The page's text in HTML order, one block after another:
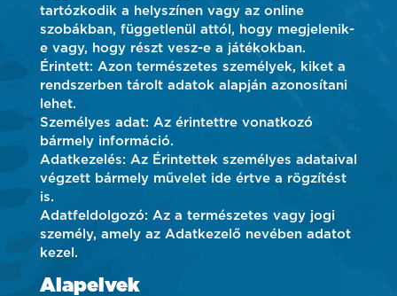
tartózkodik a helyszínen vagy az online
szobákban, függetlenül attól, hogy megjelenik-
e vagy, hogy részt vesz-e a játékokban.
Érintett: Azon természetes személyek, kiket a
rendszerben tárolt adatok alapján azonosítani
lehet.
Személyes adat: Az érintettre vonatkozó
bármely információ.
Adatkezelés: Az Érintettek személyes adataival
végzett bármely művelet ide értve a rögzítést
is.
Adatfeldolgozó: Az a természetes vagy jogi
személy, amely az Adatkezelő nevében adatot
kezel.
Alapelvek